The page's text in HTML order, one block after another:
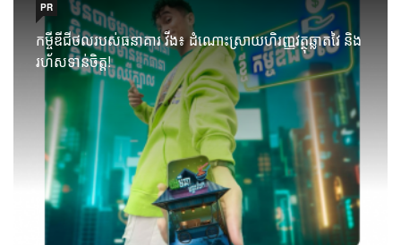
PR
កម្ចីឌីជីថលរបស់ធនាគារ វីង៖ ដំណោះស្រាយហិរញ្ញវត្ថុឆ្លាតវៃ និង
រហ័សទាន់ចិត្ត!